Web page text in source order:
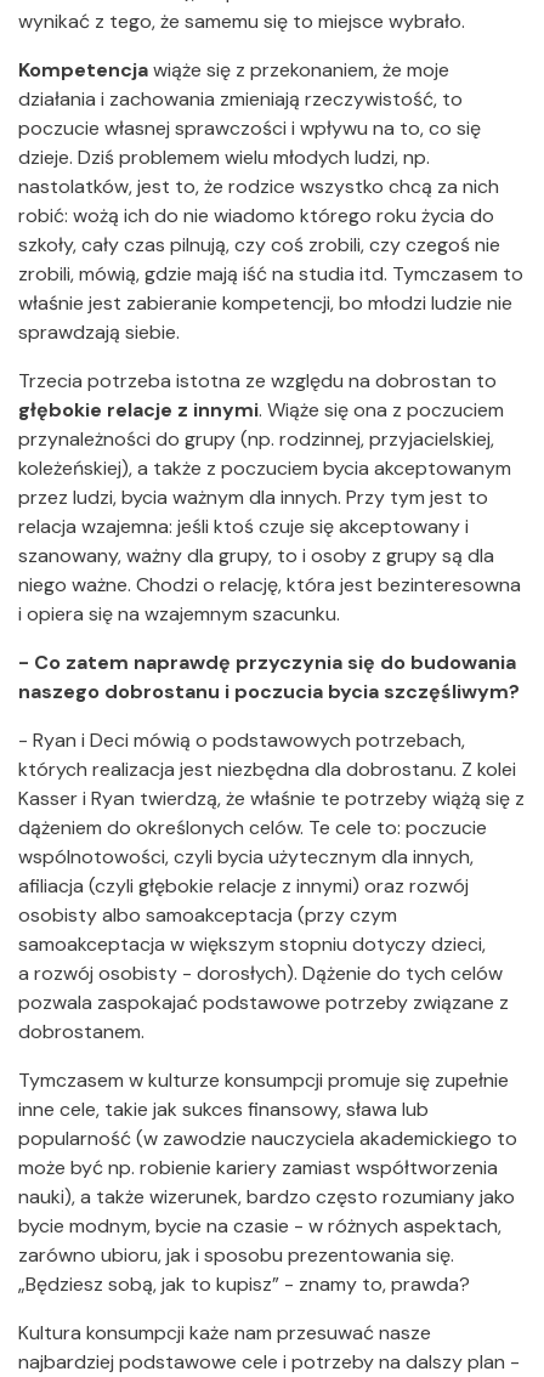
wynikać z tego, że samemu się to miejsce wybrało.
Kompetencjawiąże się z przekonaniem, że moje
działania i zachowania zmieniają rzeczywistość, to
poczucie własnej sprawczości i wpływu na to, co się
dzieje. Dziś problemem wielu młodych ludzi, np.
nastolatków, jest to, że rodzice wszystko chcą za nich
robić: wożą ich do nie wiadomo którego roku życia do
szkoły, cały czas pilnują, czy coś zrobili, czy czegoś nie
zrobili, mówią, gdzie mają iść na studia itd. Tymczasem to
właśnie jest zabieranie kompetencji, bo młodzi ludzie nie
sprawdzają siebie.
Trzecia potrzeba istotna ze względu na dobrostan to
głębokie relacje z innymi. Wiąże się ona z poczuciem
przynależności do grupy (np. rodzinnej, przyjacielskiej,
koleżeńskiej), a także z poczuciem bycia akceptowanym
przez ludzi, bycia ważnym dla innych. Przy tym jest to
relacja wzajemna: jeśli ktoś czuje się akceptowany i
szanowany, ważny dla grupy, to i osoby z grupy są dla
niego ważne. Chodzi o relację, która jest bezinteresowna
i opiera się na wzajemnym szacunku.
- Co zatem naprawdę przyczynia się do budowania
naszego dobrostanu i poczucia bycia szczęśliwym?
- Ryan i Deci mówią o podstawowych potrzebach,
których realizacja jest niezbędna dla dobrostanu. Z kolei
Kasser i Ryan twierdzą, że właśnie te potrzeby wiążą się z
dążeniem do określonych celów. Te cele to: poczucie
wspólnotowości, czyli bycia użytecznym dla innych,
afiliacja (czyli głębokie relacje z innymi) oraz rozwój
osobisty albo samoakceptacja (przy czym
samoakceptacja w większym stopniu dotyczy dzieci,
a rozwój osobisty - dorosłych). Dążenie do tych celów
pozwala zaspokajać podstawowe potrzeby związane z
dobrostanem.
Tymczasem w kulturze konsumpcji promuje się zupełnie
inne cele, takie jak sukces finansowy, sława lub
popularność (w zawodzie nauczyciela akademickiego to
może być np. robienie kariery zamiast współtworzenia
nauki), a także wizerunek, bardzo często rozumiany jako
bycie modnym, bycie na czasie - w różnych aspektach,
zarówno ubioru, jak i sposobu prezentowania się.
„Będziesz sobą, jak to kupisz” - znamy to, prawda?
Kultura konsumpcji każe nam przesuwać nasze
najbardziej podstawowe cele i potrzeby na dalszy plan -